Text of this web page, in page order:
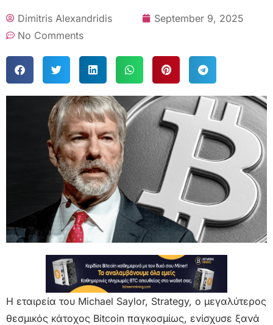
Dimitris Alexandridis
September 9, 2025
No Comments
Η εταιρεία του Michael Saylor, Strategy, ο μεγαλύτερος
θεσμικός κάτοχος Bitcoin παγκοσμίως, ενίσχυσε ξανά